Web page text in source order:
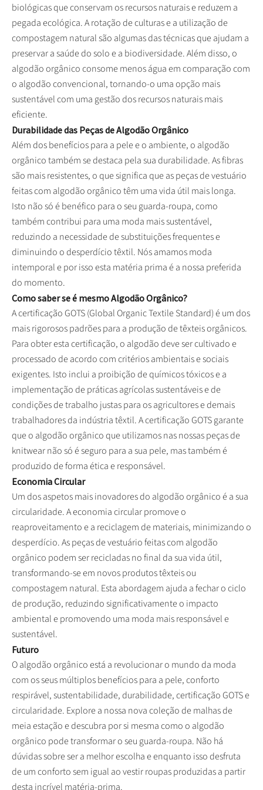
biológicas que conservam os recursos naturais e reduzem a
pegada ecológica. A rotação de culturas e a utilização de
compostagem natural são algumas das técnicas que ajudam a
preservar a saúde do solo e a biodiversidade. Além disso, o
algodão orgânico consome menos água em comparação com
o algodão convencional, tornando-o uma opção mais
sustentável com uma gestão dos recursos naturais mais
eficiente.
Durabilidade das Peças de Algodão Orgânico
Além dos benefícios para a pele e o ambiente, o algodão
orgânico também se destaca pela sua durabilidade. As fibras
são mais resistentes, o que significa que as peças de vestuário
feitas com algodão orgânico têm uma vida útil mais longa.
Isto não só é benéfico para o seu guarda-roupa, como
também contribui para uma moda mais sustentável,
reduzindo a necessidade de substituições frequentes e
diminuindo o desperdício têxtil. Nós amamos moda
intemporal e por isso esta matéria prima é a nossa preferida
do momento.
Como saber se é mesmo Algodão Orgânico?
A certificação GOTS (Global Organic Textile Standard) é um dos
mais rigorosos padrões para a produção de têxteis orgânicos.
Para obter esta certificação, o algodão deve ser cultivado e
processado de acordo com critérios ambientais e sociais
exigentes. Isto inclui a proibição de químicos tóxicos e a
implementação de práticas agrícolas sustentáveis e de
condições de trabalho justas para os agricultores e demais
trabalhadores da indústria têxtil. A certificação GOTS garante
que o algodão orgânico que utilizamos nas nossas peças de
knitwear não só é seguro para a sua pele, mas também é
produzido de forma ética e responsável.
Economia Circular
Um dos aspetos mais inovadores do algodão orgânico é a sua
circularidade. A economia circular promove o
reaproveitamento e a reciclagem de materiais, minimizando o
desperdício. As peças de vestuário feitas com algodão
orgânico podem ser recicladas no final da sua vida útil,
transformando-se em novos produtos têxteis ou
compostagem natural. Esta abordagem ajuda a fechar o ciclo
de produção, reduzindo significativamente o impacto
ambiental e promovendo uma moda mais responsável e
sustentável.
Futuro
O algodão orgânico está a revolucionar o mundo da moda
com os seus múltiplos benefícios para a pele, conforto
respirável, sustentabilidade, durabilidade, certificação GOTS e
circularidade. Explore a nossa nova coleção de malhas de
meia estação e descubra por si mesma como o algodão
orgânico pode transformar o seu guarda-roupa. Não há
dúvidas sobre ser a melhor escolha e enquanto isso desfruta
de um conforto sem igual ao vestir roupas produzidas a partir
desta incrível matéria-prima.